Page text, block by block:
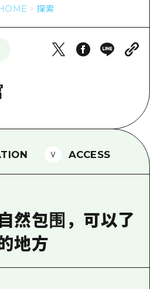
览门票
无线上网
介绍广岛县的魅力！
解答
探索
ACCESS
然包围，可以了
地方